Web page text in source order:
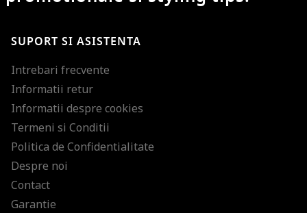
SUPORT SI ASISTENTA
Intrebari frecvente
Informatii retur
Informatii despre cookies
Termeni si Conditii
Politica de Confidentialitate
Despre noi
Contact
Garantie